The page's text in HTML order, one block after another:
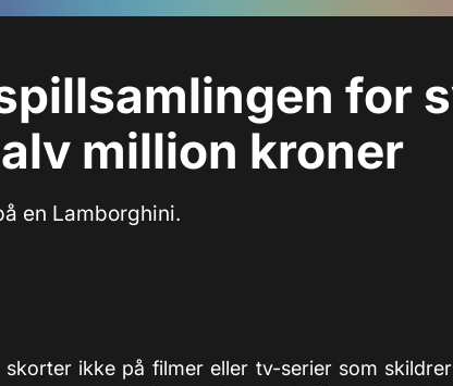
for
million kroner
en Lamborghini.
skorter ikke på filmer eller tv-serier som